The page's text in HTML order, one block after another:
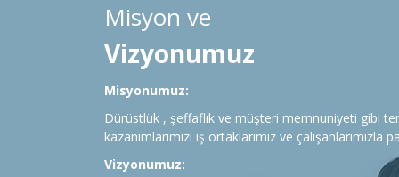
Misyon ve
Vizyonumuz
Misyonumuz:
Dürüstlük , şeffaflık ve müşteri memnuniyeti gibi
kazanımlarımızı iş ortaklarımız ve çalışanlarımızla
Vizyonumuz: